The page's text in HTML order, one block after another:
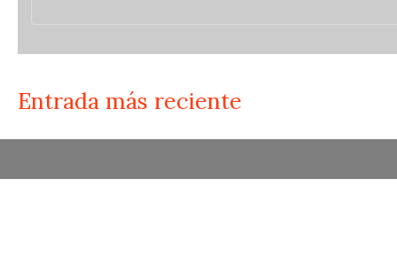
Entrada más reciente